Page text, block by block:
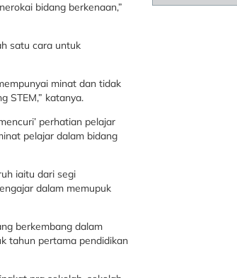
bidang berkenaan,”
satu cara untuk
minat dan tidak
STEM,” katanya.
perhatian pelajar
pelajar dalam bidang
iaitu dari segi
dalam memupuk
berkembang dalam
tahun pertama pendidikan